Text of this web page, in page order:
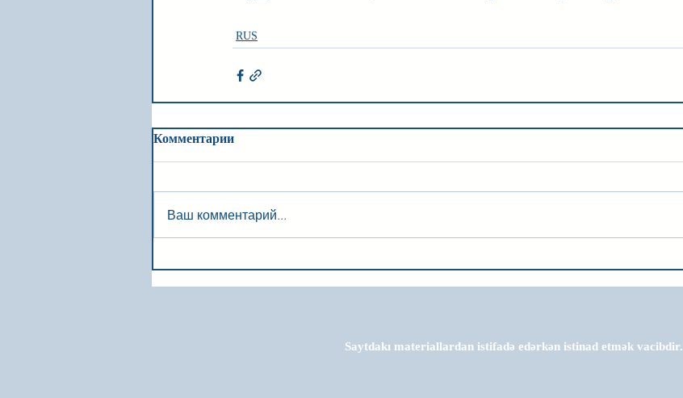
RUS
Комментарии
Ваш комментарий...
Saytdakı materiallardan istifadə edərkən istinad etmək vacibdir.